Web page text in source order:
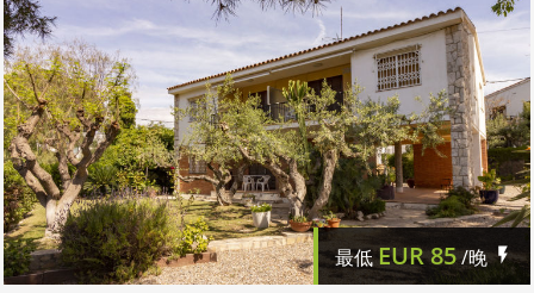
最低EUR85/晚